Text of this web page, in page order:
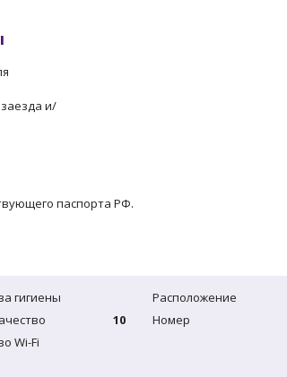
и/
паспорта РФ.
гигиены
10
Wi-Fi
Расположение
Номер